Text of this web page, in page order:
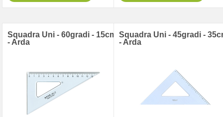
Squadra Uni - 60gradi - 15cm
- Arda
Squadra Uni - 45gradi -
- Arda